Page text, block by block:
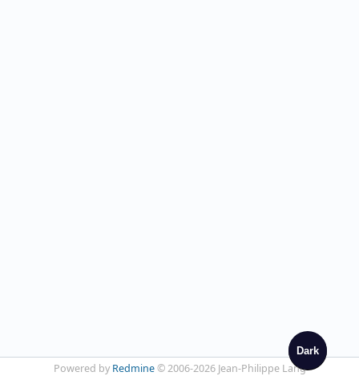
Dark
Powered by Redmine© 2006-2026 Jean-Philippe Lang